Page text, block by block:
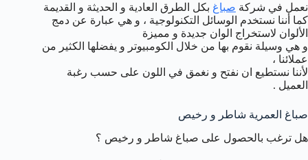
نعمل في شركة صباغ بكل الطرق العادية و الحديثة و القديمة
كما أننا نستخدم الوسائل التكنولوجية ، و هي عبارة عن دمج
الألوان لاستخراج الوان جديدة و مميزة
و هي وسيلة نقوم بها من خلال الكومبيوتر و يفضلها الكثير من
عملائنا ،
لأننا نستطيع ان نفتح و نغمق في اللون على حسب رغبة
العميل .
صباغ العمرية شاطر و رخيص
هل ترغب بالحصول على صباغ شاطر و رخيص ؟